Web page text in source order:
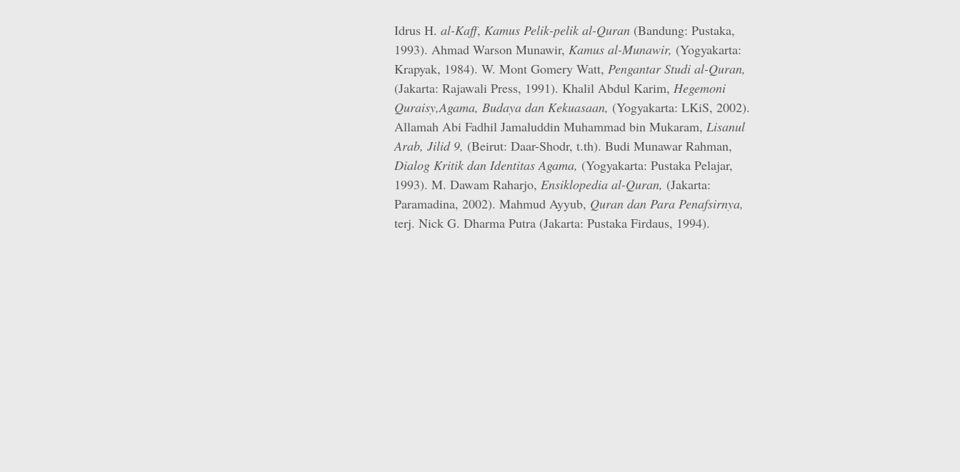
Idrus H. al-Kaff, Kamus Pelik-pelik al-Quran (Bandung: Pustaka,
1993). Ahmad Warson Munawir, Kamus al-Munawir, (Yogyakarta:
Krapyak, 1984). W. Mont Gomery Watt, Pengantar Studi al-Quran,
(Jakarta: Rajawali Press, 1991). Khalil Abdul Karim, Hegemoni
Quraisy,Agama, Budaya dan Kekuasaan, (Yogyakarta: LKiS, 2002).
Allamah Abi Fadhil Jamaluddin Muhammad bin Mukaram, Lisanul
Arab, Jilid 9, (Beirut: Daar-Shodr, t.th). Budi Munawar Rahman,
Dialog Kritik dan Identitas Agama, (Yogyakarta: Pustaka Pelajar,
1993). M. Dawam Raharjo, Ensiklopedia al-Quran, (Jakarta:
Paramadina, 2002). Mahmud Ayyub, Quran dan Para Penafsirnya,
terj. Nick G. Dharma Putra (Jakarta: Pustaka Firdaus, 1994).